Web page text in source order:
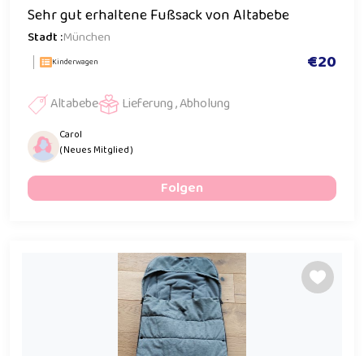
Sehr gut erhaltene Fußsack von Altabebe
Stadt :München
Kinderwagen €20
Altabebe Lieferung , Abholung
Carol
( Neues Mitglied )
Folgen